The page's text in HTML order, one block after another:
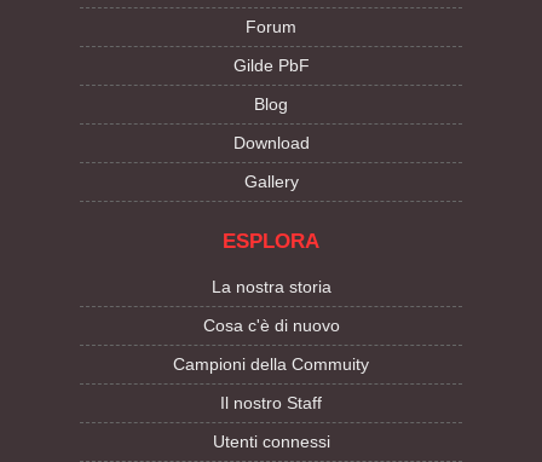
Forum
Gilde PbF
Blog
Download
Gallery
ESPLORA
La nostra storia
Cosa c'è di nuovo
Campioni della Commuity
Il nostro Staff
Utenti connessi